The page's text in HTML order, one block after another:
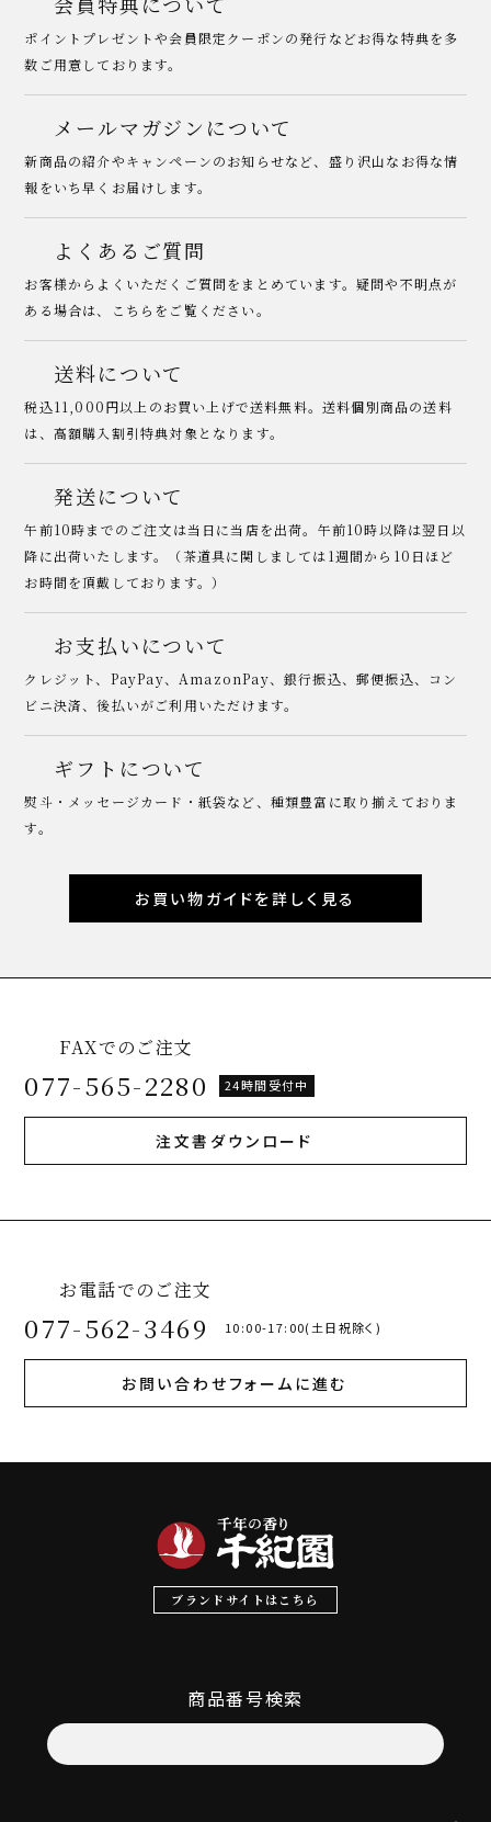
ポイントプレゼントや会員限定クーポンの発行などお得な特典を多
数ご用意しております。
メールマガジンについて
新商品の紹介やキャンペーンのお知らせなど、盛り沢山なお得な情
報をいち早くお届けします。
よくあるご質問
お客様からよくいただくご質問をまとめています。疑問や不明点が
ある場合は、こちらをご覧ください。
送料について
税込11,000円以上のお買い上げで送料無料。送料個別商品の送料
は、高額購入割引特典対象となります。
発送について
午前10時までのご注文は当日に当店を出荷。午前10時以降は翌日以
降に出荷いたします。（茶道具に関しましては1週間から10日ほど
お時間を頂戴しております。）
お支払いについて
クレジット、PayPay、AmazonPay、銀行振込、郵便振込、コン
ビニ決済、後払いがご利用いただけます。
ギフトについて
熨斗・メッセージカード・紙袋など、種類豊富に取り揃えておりま
す。
お買い物ガイドを詳しく見る
FAXでのご注文
077-565-2280 24時間受付中
注文書ダウンロード
お電話でのご注文
077-562-3469 10:00-17:00(土日祝除く)
お問い合わせフォームに進む
ブランドサイトはこちら
商品番号検索